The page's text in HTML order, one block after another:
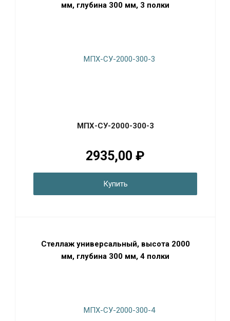
мм, глубина 300 мм, 3 полки
МПХ-СУ-2000-300-3
2935,00 ₽
Купить
Стеллаж универсальный, высота 2000
мм, глубина 300 мм, 4 полки